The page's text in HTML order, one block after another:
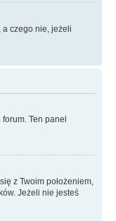
a czego nie, jeżeli
Ten panel
z Twoim położeniem,
Jeżeli nie jesteś